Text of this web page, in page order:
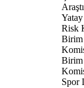
Risk
Birim
Birim
Spor